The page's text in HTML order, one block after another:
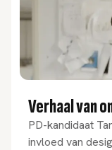
Verhaal van
PD-kandidaat
invloed van